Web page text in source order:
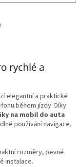
rychlé a
elegantní a praktické
během jízdy. Díky
na mobil do auta
používání navigace,
rozměry, pevné
instalace.